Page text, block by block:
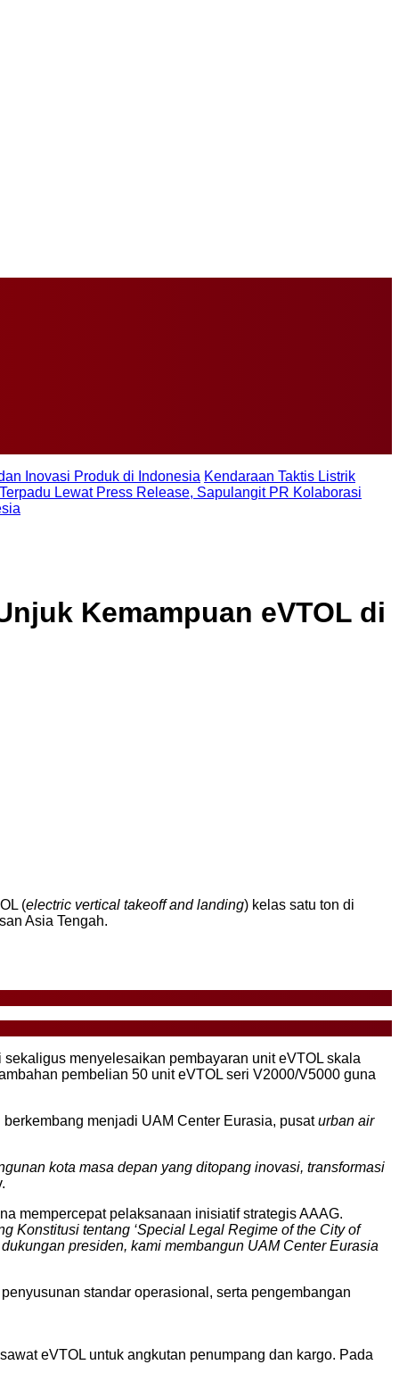
Inovasi Produk di Indonesia Kendaraan Taktis Listrik
Lewat Press Release, Sapulangit PR Kolaborasi
Kemampuan eVTOL di
(electric vertical takeoff and landing) kelas satu ton di
Asia Tengah.
menyelesaikan pembayaran unit eVTOL skala
pembelian 50 unit eVTOL seri V2000/V5000 guna
menjadi UAM Center Eurasia, pusaturban air
kota masa depan yang ditopang inovasi, transformasi
mempercepat pelaksanaan inisiatif strategis AAAG.
Konstitusi tentang ‘Special Legal Regime of the City of
presiden, kami membangun UAM Center Eurasia
standar operasional, serta pengembangan
eVTOL untuk angkutan penumpang dan kargo. Pada